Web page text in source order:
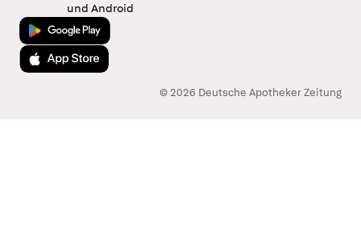
und Android
Jetzt bei Google Play
Laden im App Store
© 2026 Deutsche Apotheker Zeitung